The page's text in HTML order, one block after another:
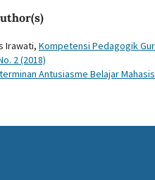
Irawati, Kompetensi Pedagogik
2 (2018)
Antusiasme Belajar